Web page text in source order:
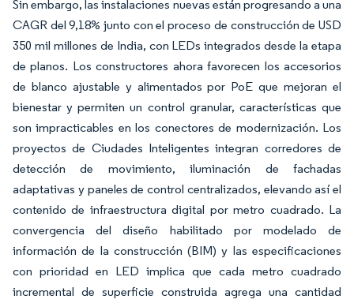
Sin embargo, las instalaciones nuevas están progresando a una
CAGR del 9,18% junto con el proceso de construcción de USD
350 mil millones de India, con LEDs integrados desde la etapa
de planos. Los constructores ahora favorecen los accesorios
de blanco ajustable y alimentados por PoE que mejoran el
bienestar y permiten un control granular, características que
son impracticables en los conectores de modernización. Los
proyectos de Ciudades Inteligentes integran corredores de
detección de movimiento, iluminación de fachadas
adaptativas y paneles de control centralizados, elevando así el
contenido de infraestructura digital por metro cuadrado. La
convergencia del diseño habilitado por modelado de
información de la construcción (BIM) y las especificaciones
con prioridad en LED implica que cada metro cuadrado
incremental de superficie construida agrega una cantidad